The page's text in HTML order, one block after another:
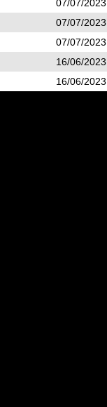
07/07/
07/07/
07/07/
16/06/
16/06/